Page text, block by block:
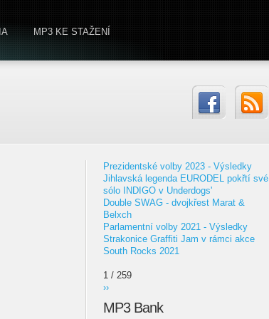
MP3 KE STAŽENÍ
Prezidentské volby 2023 - Výsledky
Jihlavská legenda EURODEL pokřtí své
sólo INDIGO v Underdogs'
Double SWAG - dvojkřest Marat &
Belxch
Parlamentní volby 2021 - Výsledky
Strakonice Graffiti Jam v rámci akce
South Rocks 2021
1 / 259
››
MP3 Bank